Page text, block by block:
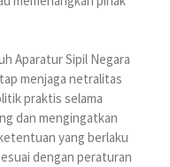
Aparatur Sipil Negara
menjaga netralitas
praktis selama
dan mengingatkan
yang berlaku
dengan peraturan